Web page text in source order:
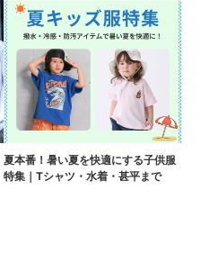
夏本番！暑い夏を快適にする子供服
特集｜Tシャツ・水着・甚平まで